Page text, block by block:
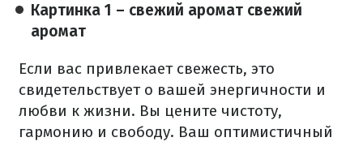
Картинка 1 – свежий аромат свежий
аромат
Если вас привлекает свежесть, это
свидетельствует о вашей энергичности и
любви к жизни. Вы цените чистоту,
гармонию и свободу. Ваш оптимистичный